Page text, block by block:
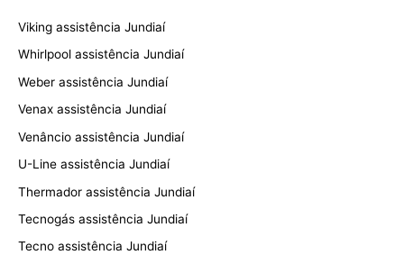
Viking assistência Jundiaí
Whirlpool assistência Jundiaí
Weber assistência Jundiaí
Venax assistência Jundiaí
Venâncio assistência Jundiaí
U-Line assistência Jundiaí
Thermador assistência Jundiaí
Tecnogás assistência Jundiaí
Tecno assistência Jundiaí